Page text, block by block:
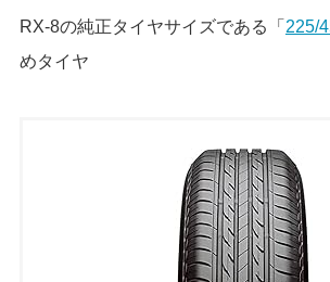
RX-8の純正タイヤサイズである「 225/
めタイヤ